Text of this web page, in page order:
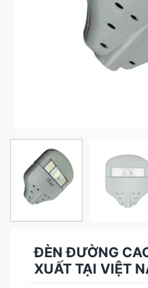
ĐÈN ĐƯỜNG
XUẤT TẠI VIỆT